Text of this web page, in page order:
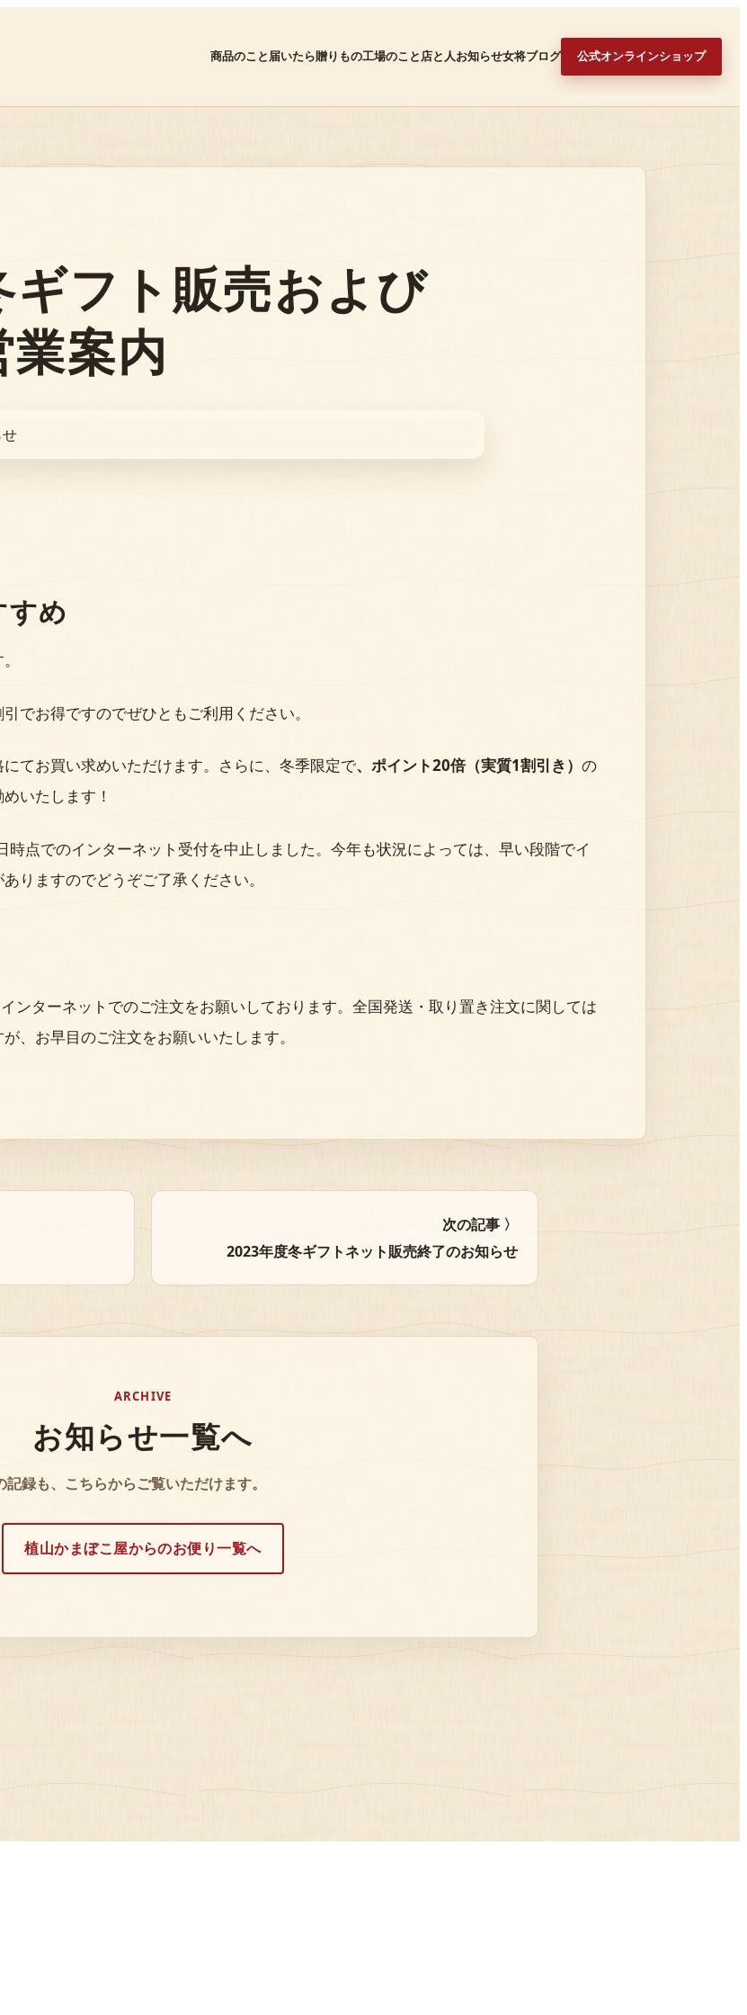
商品のこと 届いたら贈りもの工場のこと 店と人お知らせ女将ブログ 公式オンラインショップ
ギフト販売および
業案内
すめ
でお得ですのでぜひともご利用ください。
てお買い求めいただけます。さらに、冬季限定で、ポイント20倍（実質1割引き） の
いたします！
点でのインターネット受付を中止しました。今年も状況によっては、早い段階でイ
りますのでどうぞご了承ください。
ンターネットでのご注文をお願いしております。全国発送・取り置き注文に関しては
、お早目のご注文をお願いいたします。
次の記事 〉
2023年度冬ギフトネット販売終了のお知らせ
ARCHIVE
お知らせ一覧へ
録も、こちらからご覧いただけます。
植山かまぼこ屋からのお便り一覧へ